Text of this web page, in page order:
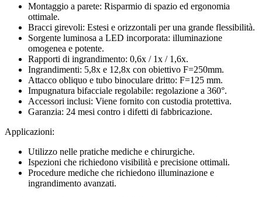
Montaggio a parete: Risparmio di spazio ed ergonomia
ottimale.
Bracci girevoli: Estesi e orizzontali per una grande flessibilità.
Sorgente luminosa a LED incorporata: illuminazione
omogenea e potente.
Rapporti di ingrandimento: 0,6x / 1x / 1,6x.
Ingrandimenti: 5,8x e 12,8x con obiettivo F=250mm.
Attacco obliquo e tubo binoculare dritto: F=125 mm.
Impugnatura bifacciale regolabile: regolazione a 360°.
Accessori inclusi: Viene fornito con custodia protettiva.
Garanzia: 24 mesi contro i difetti di fabbricazione.
Applicazioni:
Utilizzo nelle pratiche mediche e chirurgiche.
Ispezioni che richiedono visibilità e precisione ottimali.
Procedure mediche che richiedono illuminazione e
ingrandimento avanzati.